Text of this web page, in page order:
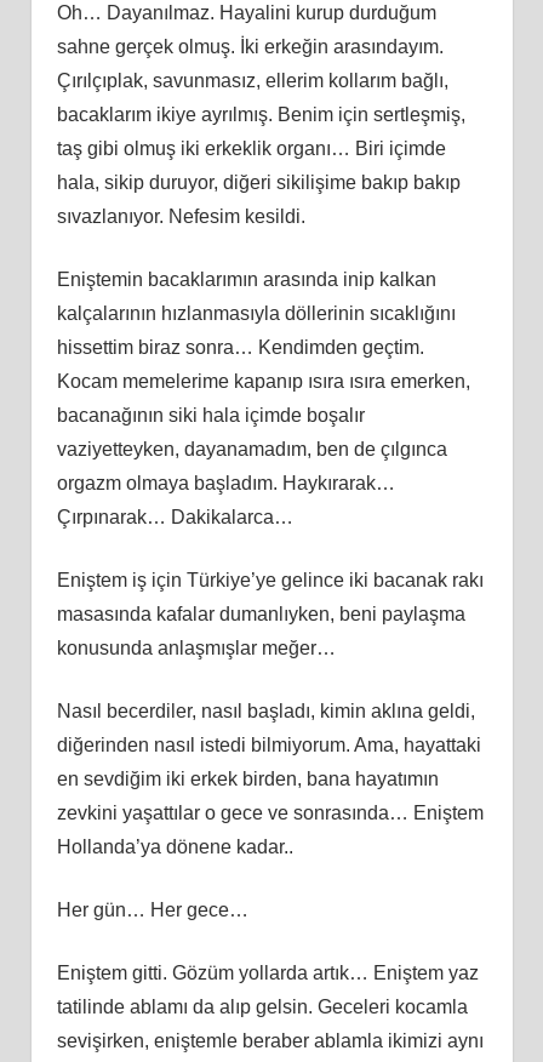
Oh… Dayanılmaz. Hayalini kurup durduğum
sahne gerçek olmuş. İki erkeğin arasındayım.
Çırılçıplak, savunmasız, ellerim kollarım bağlı,
bacaklarım ikiye ayrılmış. Benim için sertleşmiş,
taş gibi olmuş iki erkeklik organı… Biri içimde
hala, sikip duruyor, diğeri sikilişime bakıp bakıp
sıvazlanıyor. Nefesim kesildi.
Eniştemin bacaklarımın arasında inip kalkan
kalçalarının hızlanmasıyla döllerinin sıcaklığını
hissettim biraz sonra… Kendimden geçtim.
Kocam memelerime kapanıp ısıra ısıra emerken,
bacanağının siki hala içimde boşalır
vaziyetteyken, dayanamadım, ben de çılgınca
orgazm olmaya başladım. Haykırarak…
Çırpınarak… Dakikalarca…
Eniştem iş için Türkiye’ye gelince iki bacanak rakı
masasında kafalar dumanlıyken, beni paylaşma
konusunda anlaşmışlar meğer…
Nasıl becerdiler, nasıl başladı, kimin aklına geldi,
diğerinden nasıl istedi bilmiyorum. Ama, hayattaki
en sevdiğim iki erkek birden, bana hayatımın
zevkini yaşattılar o gece ve sonrasında… Eniştem
Hollanda’ya dönene kadar..
Her gün… Her gece…
Eniştem gitti. Gözüm yollarda artık… Eniştem yaz
tatilinde ablamı da alıp gelsin. Geceleri kocamla
sevişirken, eniştemle beraber ablamla ikimizi aynı